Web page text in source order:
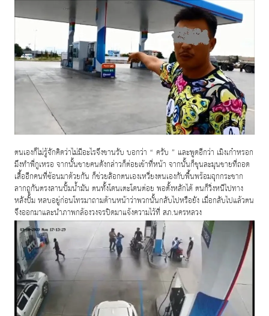
ตนเองก็ไม่รู้จักคิดว่าไม่มีอะไรจึงขานรับ บอกว่า “ ครับ ” และพูดอีกว่า เมิงเก๋าหรอก
มึงทำพี่กูเหรอ จากนั้นชายคนดังกล่าวก็ต่อยเข้าที่หน้า จากนั้นก็ชุนละมุนชายที่ถอด
เสื้ออีกคนที่ซ้อนมาด้วยกัน ก็ช่วยล๊อกตนเองเหวี่ยงตนเองกับพื้นพร้อมฉุกกระชาก
ลากถูกันตรงลานปั้มน้ำมัน ตนทั้งโดนเตะโดนต่อย พอตั้งหลักได้ ตนก็วิ่งหนีไปทาง
หลังปั้ม หลบอยู่ก่อนโทรมาถามด้านหน้าว่าพวกนั้นกลับไปหรือยัง เมื่อกลับไปแล้วตน
จึงออกมาและนำภาพกล้องวงจรปิดมาแจ้งความไว้ที่ สภ.นครหลวง